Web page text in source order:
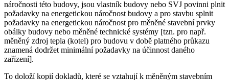
náročnosti této budovy, jsou vlastník budovy nebo SVJ povinni plnit
požadavky na energetickou náročnost budovy a pro stavbu splnit
požadavky na energetickou náročnost pro měněné stavební prvky
obálky budovy nebo měněné technické systémy [tzn. pro např.
měněný zdroj tepla (kotel) pro budovu v době platného průkazu
znamená dodržet minimální požadavky na účinnost daného
zařízení].
To doloží kopií dokladů, které se vztahují k měněným stavebním